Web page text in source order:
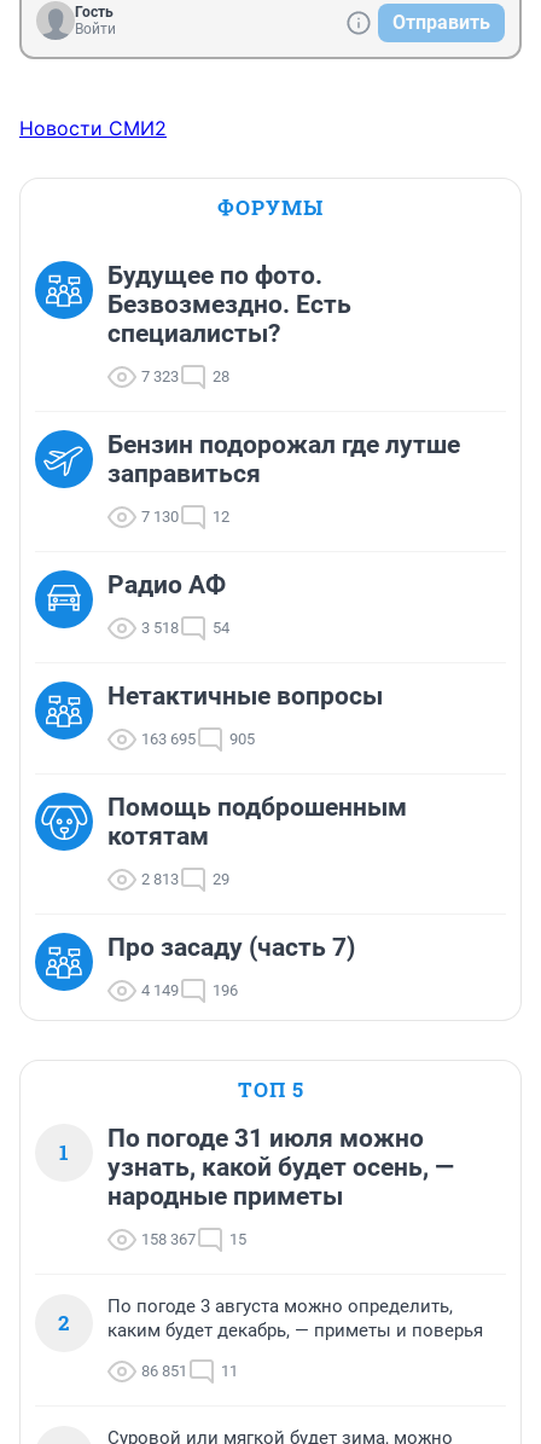
Гость
Войти
Отправить
Новости СМИ2
ФОРУМЫ
Будущее по фото.
Безвозмездно. Есть
специалисты?
7 323 28
Бензин подорожал где лутше
заправиться
7 130 12
Радио АФ
3 518 54
Нетактичные вопросы
163 695 905
Помощь подброшенным
котятам
2 813 29
Про засаду (часть 7)
4 149 196
ТОП 5
1
По погоде 31 июля можно
узнать, какой будет осень, —
народные приметы
158 367 15
2
По погоде 3 августа можно определить,
каким будет декабрь, — приметы и поверья
86 851 11
Суровой или мягкой будет зима, можно